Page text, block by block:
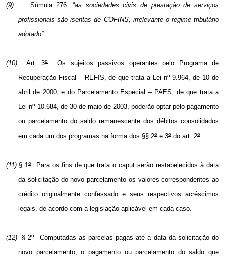
(9) Súmula 276: “as sociedades civis de prestação de serviços
profissionais são isentas de COFINS, irrelevante o regime tributário
adotado”.
(10) Art. 3oOs sujeitos passivos operantes pelo Programa de
Recuperação Fiscal – REFIS, de que trata a Lei no9.964, de 10 de
abril de 2000, e do Parcelamento Especial – PAES, de que trata a
Lei no 10.684, de 30 de maio de 2003, poderão optar pelo pagamento
ou parcelamento do saldo remanescente dos débitos consolidados
em cada um dos programas na forma dos §§ 2o e 3o do art. 2o
(11) § 1oPara os fins de que trata ocaput serão restabelecidos à data
da solicitação do novo parcelamento os valores correspondentes ao
crédito originalmente confessado e seus respectivos acréscimos
legais, de acordo com a legislação aplicável em cada caso.
(12) § 2oComputadas as parcelas pagas até a data da solicitação do
novo parcelamento, o pagamento ou parcelamento do saldo que